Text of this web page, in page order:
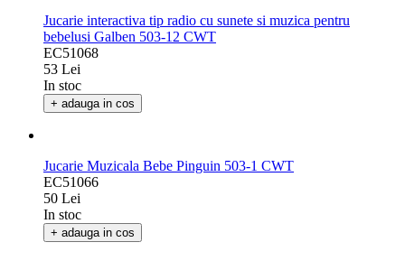
Jucarie interactiva tip radio cu sunete si muzica pentru
bebelusi Galben 503-12 CWT
EC51068
53 Lei
In stoc
+ adauga in cos
Jucarie Muzicala Bebe Pinguin 503-1 CWT
EC51066
50 Lei
In stoc
+ adauga in cos